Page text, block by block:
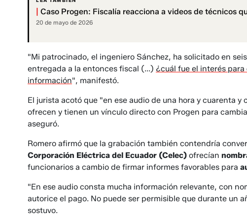
Caso Progen: Fiscalía reacciona a videos de técnicos
20 de mayo de 2026
"Mi patrocinado, el ingeniero Sánchez, ha solicitado en
entregada a la entonces fiscal (...) ¿cuál fue el interés
información", manifestó.
El jurista acotó que "en ese audio de una hora y cuarenta
ofrecen y tienen un vínculo directo con Progen para
aseguró.
Romero afirmó que la grabación también contendría
Corporación Eléctrica del Ecuador (Celec) ofrecían
funcionarios a cambio de firmar informes favorables para
"En ese audio consta mucha información relevante, con
autorice el pago. No puede ser permisible que durante un
sostuvo.